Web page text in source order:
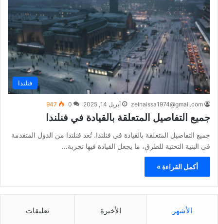
فنلندا
zeinaissa1974@gmail.com أبريل 14, 2025 0
947
جميع التفاصيل المتعلقة بالقيادة في فنلندا
جميع التفاصيل المتعلقة بالقيادة في فنلندا. تُعد فنلندا من الدول المتقدمة
في البنية التحتية للطرق، ما يجعل القيادة فيها تجربة…
أكمل القراءة »
الأشهر الأخيرة تعليقات